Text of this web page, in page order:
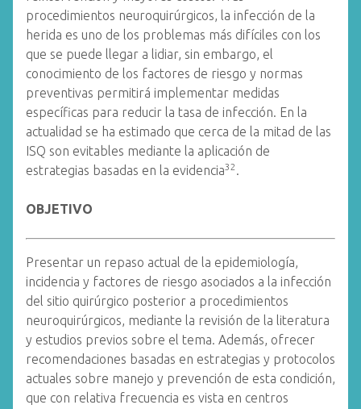
procedimientos neuroquirúrgicos, la infección de la
herida es uno de los problemas más difíciles con los
que se puede llegar a lidiar, sin embargo, el
conocimiento de los factores de riesgo y normas
preventivas permitirá implementar medidas
específicas para reducir la tasa de infección. En la
actualidad se ha estimado que cerca de la mitad de las
ISQ son evitables mediante la aplicación de
estrategias basadas en la evidencia32 .
OBJETIVO
Presentar un repaso actual de la epidemiología,
incidencia y factores de riesgo asociados a la infección
del sitio quirúrgico posterior a procedimientos
neuroquirúrgicos, mediante la revisión de la literatura
y estudios previos sobre el tema. Además, ofrecer
recomendaciones basadas en estrategias y protocolos
actuales sobre manejo y prevención de esta condición,
que con relativa frecuencia es vista en centros